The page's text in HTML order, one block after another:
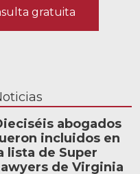
gratuita
abogados
incluidos en
lista de Super
de Virginia